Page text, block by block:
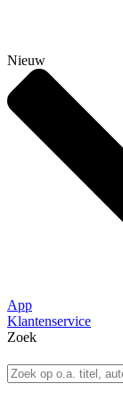
Nieuw
App
Klantenservice
Zoek